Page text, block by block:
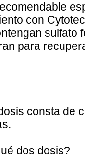
con
sulfato
para
consta de
dos dosis?